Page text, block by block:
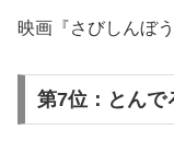
映画『さびしんぼ
第7位：とんで